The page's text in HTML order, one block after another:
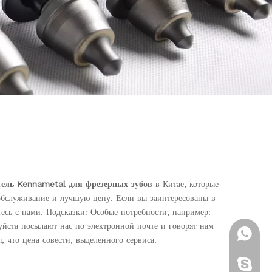
Kennametal для фрезерных зубов в Китае, которые
и лучшую цену. Если вы заинтересованы в
с нами. Подсказки: Особые потребности, например:
посылают нас по электронной почте и говорят нам
цена совести, выделенного сервиса.
+ 86-